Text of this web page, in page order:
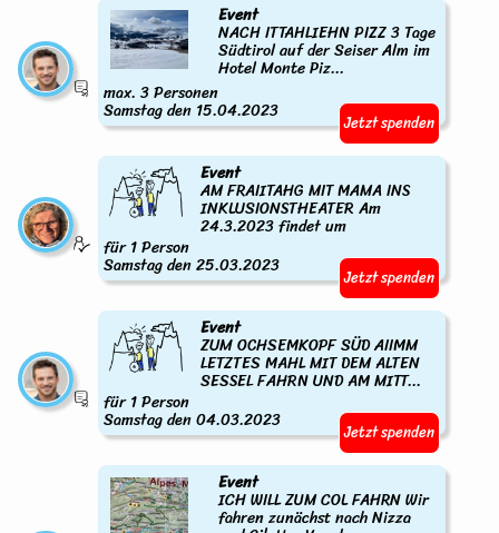
Event
NACH ITTAHLIEHN PIZZ 3 Tage
Südtirol auf der Seiser Alm im
Hotel Monte Piz...
max. 3 Personen
Samstag den 15.04.2023 Jetzt spenden
Event
AM FRAIITAHG MIT MAMA INS
INKLUSIONSTHEATER Am
24.3.2023 findet um
für 1 Person
Samstag den 25.03.2023 Jetzt spenden
Event
ZUM OCHSEMKOPF SÜD AIIMM
LETZTES MAHL MIT DEM ALTEN
SESSEL FAHRN UND AM MITT...
für 1 Person
Samstag den 04.03.2023 Jetzt spenden
Event
ICH WILL ZUM COL FAHRN Wir
fahren zunächst nach Nizza